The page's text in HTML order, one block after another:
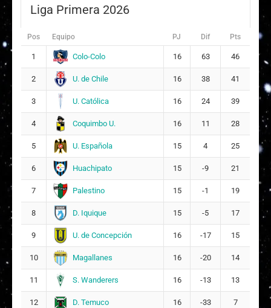
Liga Primera 2026
Pos Equipo PJ Dif Pts
1 Colo-Colo 16 63 46
2 U. de Chile 16 38 41
3 U. Católica 16 24 39
4 Coquimbo U. 16 11 28
5 U. Española 15 4 25
6 Huachipato 15 -9 21
7 Palestino 15 -1 19
8 D. Iquique 15 -5 17
9 U. de Concepción 16 -17 15
10 Magallanes 16 -20 14
11 S. Wanderers 16 -13 13
12 D. Temuco 16 -33 7